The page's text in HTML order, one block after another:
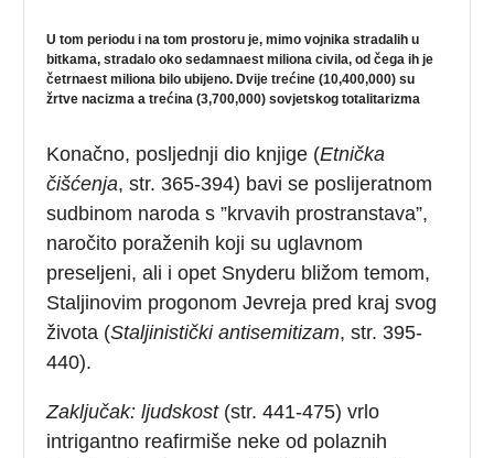
U tom periodu i na tom prostoru je, mimo vojnika stradalih u
bitkama, stradalo oko sedamnaest miliona civila, od čega ih je
četrnaest miliona bilo ubijeno. Dvije trećine (10,400,000) su
žrtve nacizma a trećina (3,700,000) sovjetskog totalitarizma
Konačno, posljednji dio knjige (Etnička
čišćenja, str. 365-394) bavi se poslijeratnom
sudbinom naroda s ”krvavih prostranstava”,
naročito poraženih koji su uglavnom
preseljeni, ali i opet Snyderu bližom temom,
Staljinovim progonom Jevreja pred kraj svog
života (Staljinistički antisemitizam, str. 395-
440).
Zaključak: ljudskost(str. 441-475) vrlo
intrigantno reafirmiše neke od polaznih